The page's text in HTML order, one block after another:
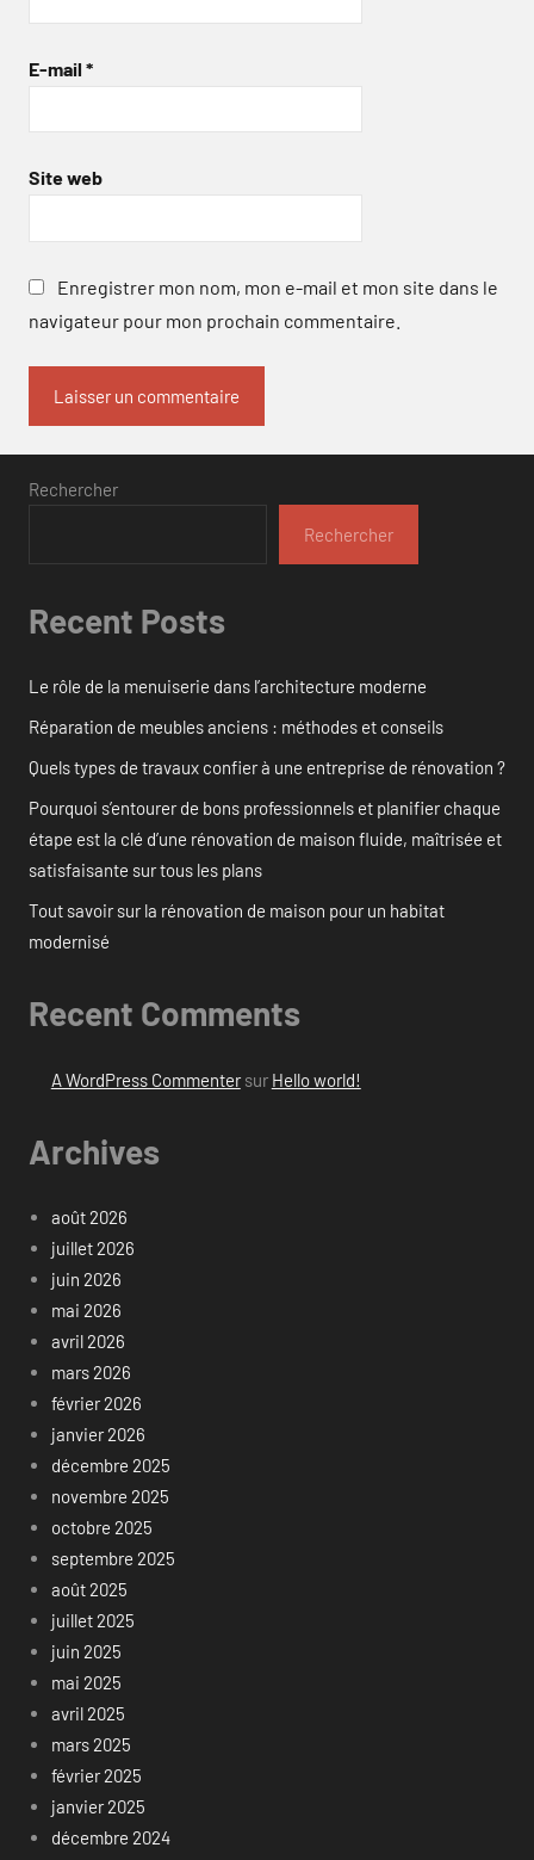
E-mail *
Site web
Enregistrer mon nom, mon e-mail et mon site dans le
navigateur pour mon prochain commentaire.
Rechercher
Rechercher
Recent Posts
Le rôle de la menuiserie dans l’architecture moderne
Réparation de meubles anciens : méthodes et conseils
Quels types de travaux confier à une entreprise de rénovation ?
Pourquoi s’entourer de bons professionnels et planifier chaque
étape est la clé d’une rénovation de maison fluide, maîtrisée et
satisfaisante sur tous les plans
Tout savoir sur la rénovation de maison pour un habitat
modernisé
Recent Comments
A WordPress Commentersur Hello world!
Archives
août 2026
juillet 2026
juin 2026
mai 2026
avril 2026
mars 2026
février 2026
janvier 2026
décembre 2025
novembre 2025
octobre 2025
septembre 2025
août 2025
juillet 2025
juin 2025
mai 2025
avril 2025
mars 2025
février 2025
janvier 2025
décembre 2024